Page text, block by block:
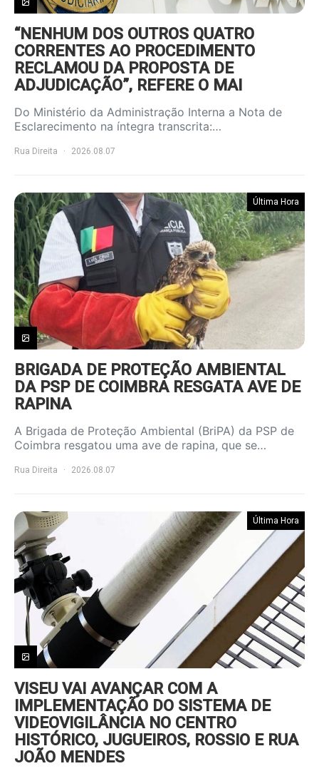
“NENHUM DOS OUTROS QUATRO
CORRENTES AO PROCEDIMENTO
RECLAMOU DA PROPOSTA DE
ADJUDICAÇÃO”, REFERE O MAI
Do Ministério da Administração Interna a Nota de
Esclarecimento na íntegra transcrita:…
Rua Direita 2026.08.07
Última Hora
BRIGADA DE PROTEÇÃO AMBIENTAL
DA PSP DE COIMBRA RESGATA AVE DE
RAPINA
A Brigada de Proteção Ambiental (BriPA) da PSP de
Coimbra resgatou uma ave de rapina, que se…
Rua Direita 2026.08.07
Última Hora
VISEU VAI AVANÇAR COM A
IMPLEMENTAÇÃO DO SISTEMA DE
VIDEOVIGILÂNCIA NO CENTRO
HISTÓRICO, JUGUEIROS, ROSSIO E RUA
JOÃO MENDES